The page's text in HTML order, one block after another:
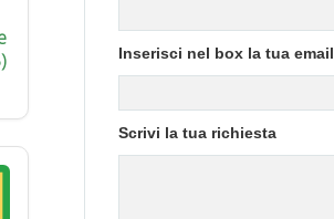
Inserisci nel box la tua email
Scrivi la tua richiesta